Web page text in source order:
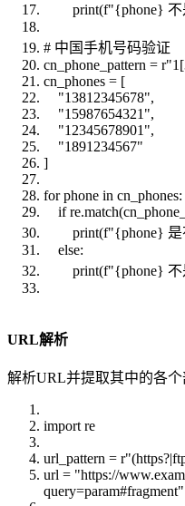
print(f"{phone} 不
# 中国手机号码验证
cn_phone_pattern =
cn_phones = [
"13812345678",
"15987654321",
"12345678901",
"1891234567"
]
for phone in cn_phones:
if
print(f"{phone} 是
else:
print(f"{phone} 不
URL解析
解析URL并提取其中的各个
import re
url_pattern =
url = "https://
query=param#fragment"